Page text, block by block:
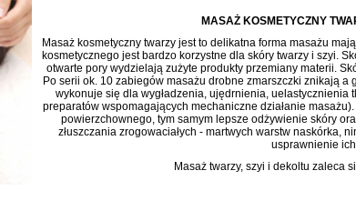
MASAŻ KOSMETYCZNY
Masaż kosmetyczny twarzy jest to delikatna forma masażu
kosmetycznego jest bardzo korzystne dla skóry twarzy i szyi.
otwarte pory wydzielają zużyte produkty przemiany materii.
Po serii ok. 10 zabiegów masażu drobne zmarszczki znikają a
wykonuje się dla wygładzenia, ujędrnienia,
preparatów wspomagających mechaniczne działanie
powierzchownego, tym samym lepsze odżywienie skóry
złuszczania zrogowaciałych - martwych warstw naskórka,
usprawnienie
Masaż twarzy, szyi i dekoltu zaleca